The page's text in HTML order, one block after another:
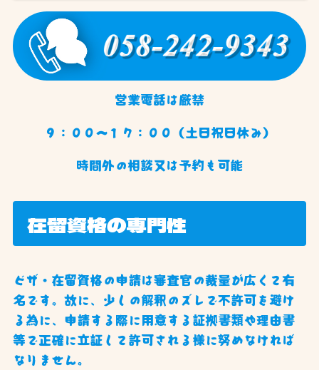
営業電話は厳禁
９：００〜１７：００（土日祝日休み）
時間外の相談又は予約も可能
在留資格の専門性
ビザ・在留資格の申請は審査官の裁量が広くて有
名です。故に、少しの解釈のズレで不許可を避け
る為に、申請する際に用意する証拠書類や理由書
等で正確に立証して許可される様に努めなければ
なりません。